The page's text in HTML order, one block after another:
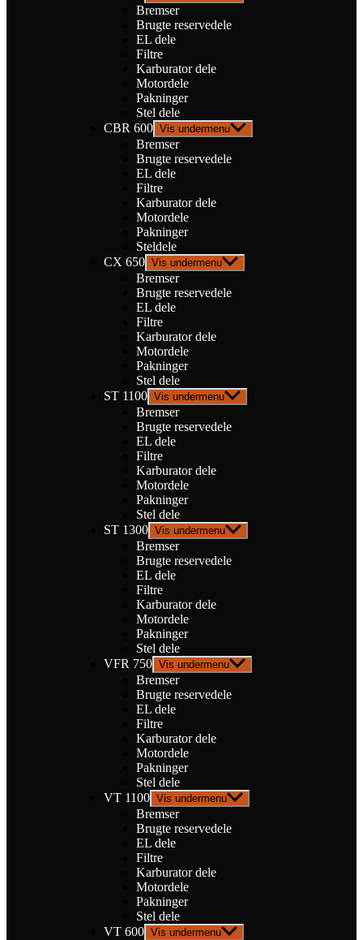
Bremser
Brugte reservedele
EL dele
Filtre
Karburator dele
Motordele
Pakninger
Stel dele
CBR 600 Vis undermenu
Bremser
Brugte reservedele
EL dele
Filtre
Karburator dele
Motordele
Pakninger
Steldele
CX 650 Vis undermenu
Bremser
Brugte reservedele
EL dele
Filtre
Karburator dele
Motordele
Pakninger
Stel dele
ST 1100 Vis undermenu
Bremser
Brugte reservedele
EL dele
Filtre
Karburator dele
Motordele
Pakninger
Stel dele
ST 1300 Vis undermenu
Bremser
Brugte reservedele
EL dele
Filtre
Karburator dele
Motordele
Pakninger
Stel dele
VFR 750 Vis undermenu
Bremser
Brugte reservedele
EL dele
Filtre
Karburator dele
Motordele
Pakninger
Stel dele
VT 1100 Vis undermenu
Bremser
Brugte reservedele
EL dele
Filtre
Karburator dele
Motordele
Pakninger
Stel dele
VT 600 Vis undermenu